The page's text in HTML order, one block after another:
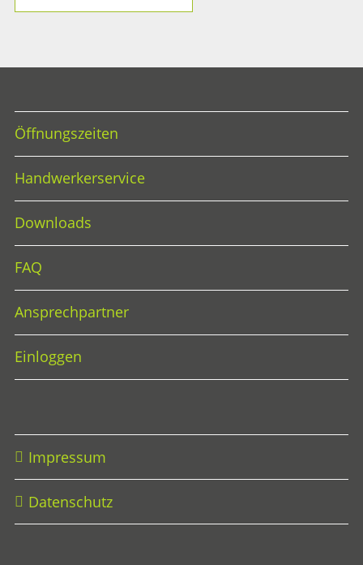
Öffnungszeiten
Handwerkerservice
Downloads
FAQ
Ansprechpartner
Einloggen
Impressum
Datenschutz